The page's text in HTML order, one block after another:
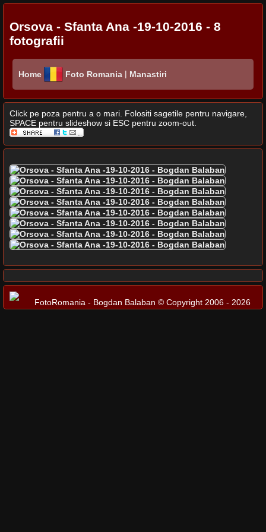
Orsova - Sfanta Ana -19-10-2016 - 8
fotografii
Home Foto Romania | Manastiri
Click pe poza pentru a o mari. Folositi sagetile pentru navigare,
SPACE pentru slideshow si ESC pentru zoom-out.
FotoRomania - Bogdan Balaban © Copyright 2006 - 2026